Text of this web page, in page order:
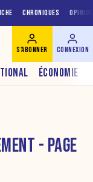
CHRONIQUES
ÉCONOMIE
S'ABONNER CONNEXION
- PAGE